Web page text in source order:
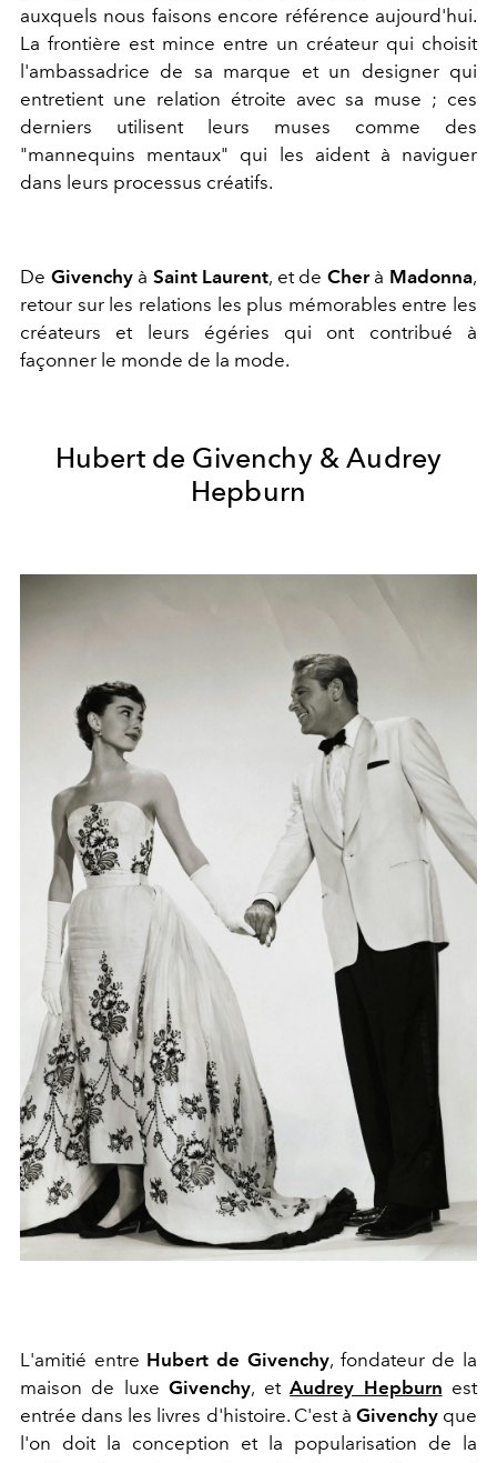
auxquels nous faisons encore référence aujourd'hui.
La frontière est mince entre un créateur qui choisit
l'ambassadrice de sa marque et un designer qui
entretient une relation étroite avec sa muse ; ces
derniers utilisent leurs muses comme des
"mannequins mentaux" qui les aident à naviguer
dans leurs processus créatifs.
De Givenchyà Saint Laurent, et de Cherà Madonna,
retour sur les relations les plus mémorables entre les
créateurs et leurs égéries qui ont contribué à
façonner le monde de la mode.
Hubert de Givenchy & Audrey
Hepburn
L'amitié entre Hubert de Givenchy, fondateur de la
maison de luxeGivenchy, etAudrey Hepburn est
entrée dans les livres d'histoire. C'est à Givenchyque
l'on doit la conception et la popularisation de la